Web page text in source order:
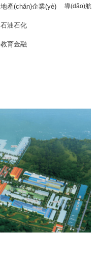
地產(chǎn)企業(yè)
石油石化
教育金融
導(dǎo)航